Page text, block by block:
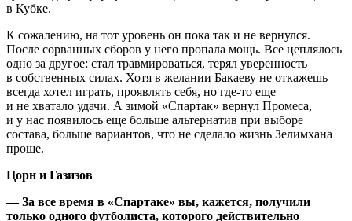
в Кубке.
К сожалению, на тот уровень он пока так и не вернулся.
После сорванных сборов у него пропала мощь. Все цеплялось
одно за другое: стал травмироваться, терял уверенность
в собственных силах. Хотя в желании Бакаеву не откажешь —
всегда хотел играть, проявлять себя, но где-то еще
и не хватало удачи. А зимой «Спартак» вернул Промеса,
и у нас появилось еще больше альтернатив при выборе
состава, больше вариантов, что не сделало жизнь Зелимхана
проще.
Цорн и Газизов
— За все время в «Спартаке» вы, кажется, получили
только одного футболиста, которого действительно